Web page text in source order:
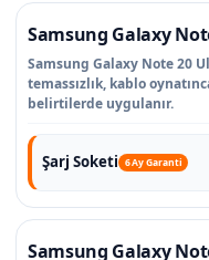
Samsung Galaxy
Samsung Galaxy Note 20
temassızlık, kablo
belirtilerde uygulanır.
Şarj Soketi 6 Ay Garanti
Samsung Galaxy